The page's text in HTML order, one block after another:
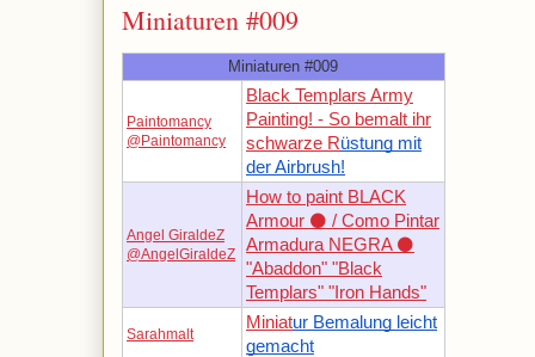
Miniaturen #009
Miniaturen #009
Paintomancy
@Paintomancy
Black Templars Army
Painting! - So bemalt ihr
schwarze Rüstung mit
der Airbrush!
Angel GiraldeZ
@AngelGiraldeZ
How to paint BLACK
Armour ⚫️ / Como Pintar
Armadura NEGRA ⚫️
"Abaddon" "Black
Templars" "Iron Hands"
Sarahmalt
Miniatur Bemalung leicht
gemacht